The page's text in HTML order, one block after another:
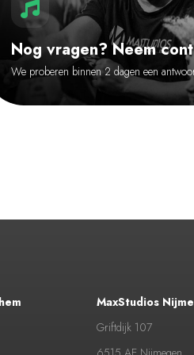
Nog vragen? Neem
We proberen binnen 2 dagen een
MaxStudios
Griftdijk 107